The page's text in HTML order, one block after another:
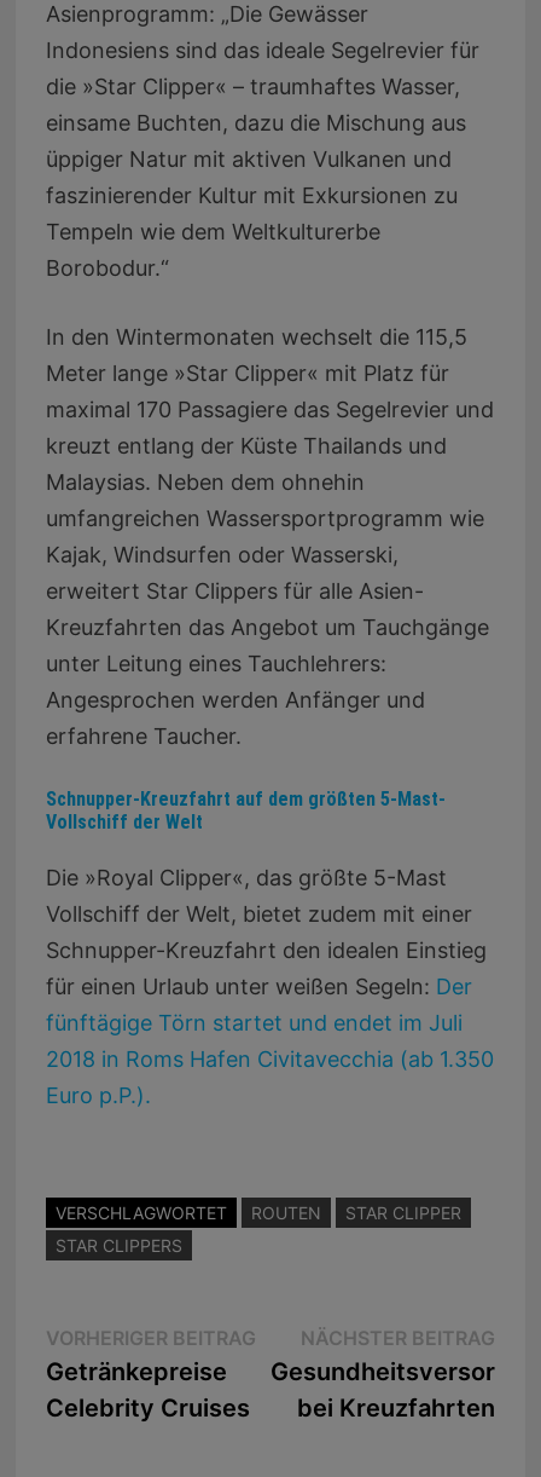
Asienprogramm: „Die Gewässer
Indonesiens sind das ideale Segelrevier für
die »Star Clipper« – traumhaftes Wasser,
einsame Buchten, dazu die Mischung aus
üppiger Natur mit aktiven Vulkanen und
faszinierender Kultur mit Exkursionen zu
Tempeln wie dem Weltkulturerbe
Borobodur.“
In den Wintermonaten wechselt die 115,5
Meter lange »Star Clipper« mit Platz für
maximal 170 Passagiere das Segelrevier und
kreuzt entlang der Küste Thailands und
Malaysias. Neben dem ohnehin
umfangreichen Wassersportprogramm wie
Kajak, Windsurfen oder Wasserski,
erweitert Star Clippers für alle Asien-
Kreuzfahrten das Angebot um Tauchgänge
unter Leitung eines Tauchlehrers:
Angesprochen werden Anfänger und
erfahrene Taucher.
Schnupper-Kreuzfahrt auf dem größten 5-Mast-
Vollschiff der Welt
Die »Royal Clipper«, das größte 5-Mast
Vollschiff der Welt, bietet zudem mit einer
Schnupper-Kreuzfahrt den idealen Einstieg
für einen Urlaub unter weißen Segeln: Der
fünftägige Törn startet und endet im Juli
2018 in Roms Hafen Civitavecchia (ab 1.350
Euro p.P.).
VERSCHLAGWORTET ROUTEN
STAR CLIPPER
STAR CLIPPERS
Beitragsnavigation
VORHERIGER BEITRAGVorheriger
Beitrag:
Getränkepreise
Celebrity Cruises
NÄCHSTER BEITRAG
bei Kreuzfahrten